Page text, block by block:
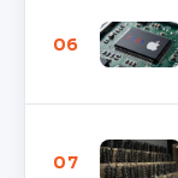
06
07